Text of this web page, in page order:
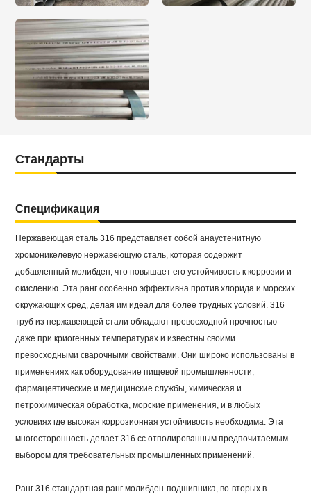
Стандарты
Спецификация
Нержавеющая сталь 316 представляет собой анаустенитную
хромоникелевую нержавеющую сталь, которая содержит
добавленный молибден, что повышает его устойчивость к коррозии и
окислению. Эта ранг особенно эффективна против хлорида и морских
окружающих сред, делая им идеал для более трудных условий. 316
труб из нержавеющей стали обладают превосходной прочностью
даже при криогенных температурах и известны своими
превосходными сварочными свойствами. Они широко использованы в
применениях как оборудование пищевой промышленности,
фармацевтические и медицинские службы, химическая и
петрохимическая обработка, морские применения, и в любых
условиях где высокая коррозионная устойчивость необходима. Эта
многосторонность делает 316 сс отполированным предпочитаемым
выбором для требовательных промышленных применений.
Ранг 316 стандартная ранг молибден-подшипника, во-вторых в